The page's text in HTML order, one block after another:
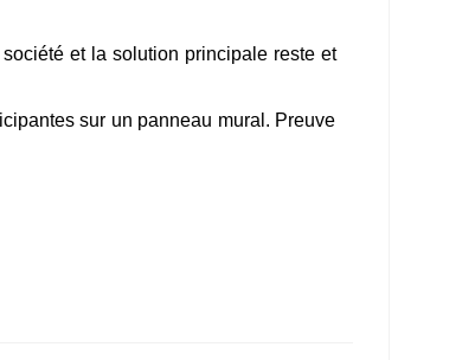
et la solution principale reste et
sur un panneau mural. Preuve